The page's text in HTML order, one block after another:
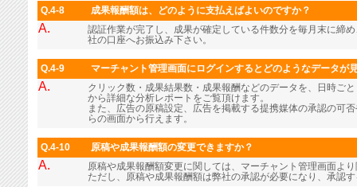
Q.4-8 成果報酬額は、どのように支払えばよいのですか？
A.
認証作業が完了し、成果が確定している件数分を毎月末に締
社の口座へお振込み下さい。
Q.4-9 マーチャント管理画面にログインするとどのようなデータが
A.
クリック数・成果結果数・成果報酬などのデータを、日時ご
から詳細な分析レポートをご覧頂けます。
また、広告の原稿設定、広告を掲載する提携媒体の承認の可
らの画面から行えます。
Q.4-10 原稿や成果報酬額の変更できますか？
A.
原稿や成果報酬額変更に関しては、マーチャント管理画面よ
ただし、原稿や成果報酬額は弊社の承認が必要になり、承認